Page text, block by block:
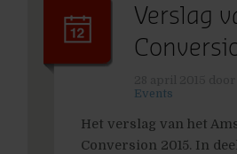
Verslag
Events
Het verslag van het
Conversion 2015. In